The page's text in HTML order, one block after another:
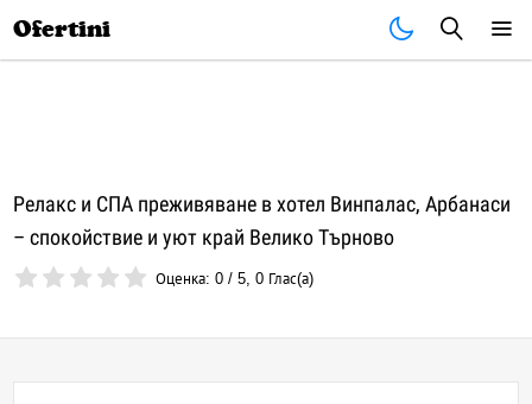
Ofertini
Релакс и СПА преживяване в хотел Винпалас, Арбанаси
– спокойствие и уют край Велико Търново
Оценка:0 /5,0 Глас(а)